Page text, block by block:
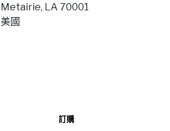
Metairie, LA 70001
美國
訂購